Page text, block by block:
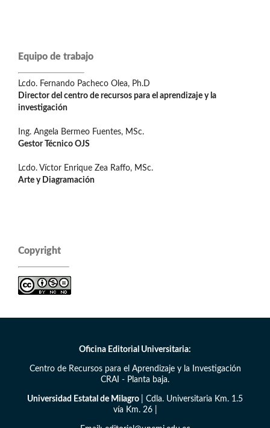
Equipo de trabajo
Lcdo. Fernando Pacheco Olea, Ph.D
Director del centro de recursos para el aprendizaje y la
investigación
Ing. Angela Bermeo Fuentes, MSc.
Gestor Técnico OJS
Lcdo. Víctor Enrique Zea Raffo, MSc.
Arte y Diagramación
Copyright
Oficina Editorial Universitaria:
Centro de Recursos para el Aprendizaje y la Investigación
CRAI - Planta baja.
Universidad Estatal de Milagro
| Cdla. Universitaria Km. 1.5
vía Km. 26 |